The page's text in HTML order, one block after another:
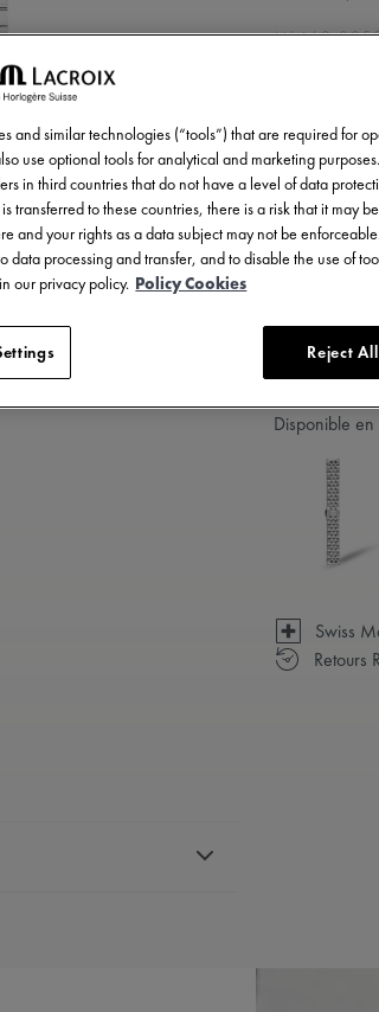
ML460-
5 - 6
Disponible
Swiss
Retours
and similar technologies (“tools”) that are required for
use optional tools for analytical and marketing
in third countries that do not have a level of data
transferred to these countries, there is a risk that it may
and your rights as a data subject may not be
data processing and transfer, and to disable the use of
our privacy policy. Policy Cookies
Reject All